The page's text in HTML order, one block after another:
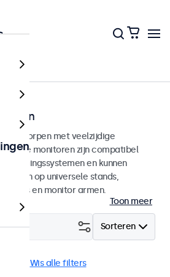
ontworpen met veelzijdige
Deze monitoren zijn compatibel
en kunnen
op universele stands,
en monitor armen.
Toon meer
Sorteren
Wis alle filters